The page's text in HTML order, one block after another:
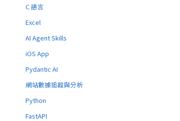
C 語言
Excel
AI Agent Skills
iOS App
Pydantic AI
網站數據追蹤與分析
Python
FastAPI